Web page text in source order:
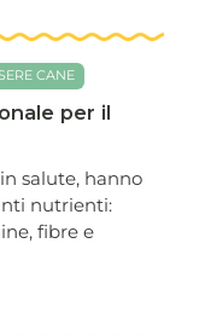
CANE
per il
salute, hanno
nutrienti:
fibre e